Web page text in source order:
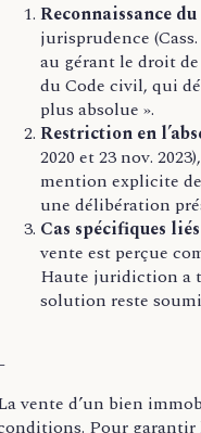
Reconnaissance
jurisprudence
au gérant le droit
du Code civil, qui
plus absolue ».
Restriction en
2020 et 23 nov.
mention explicite
une délibération
Cas spécifiques
vente est perçue
Haute juridiction a
solution reste
vente d’un bien
Pour garantir